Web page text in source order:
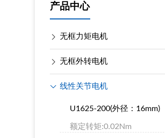
产品中心
无框力矩电机
无框外转电机
线性关节电机
U1625-200(外径：16mm)
额定转矩:0.02Nm